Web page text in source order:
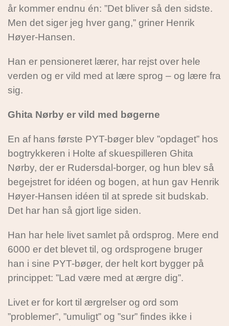
år kommer endnu én: ”Det bliver så den sidste.
Men det siger jeg hver gang,” griner Henrik
Høyer-Hansen.
Han er pensioneret lærer, har rejst over hele
verden og er vild med at lære sprog – og lære fra
sig.
Ghita Nørby er vild med bøgerne
En af hans første PYT-bøger blev ”opdaget” hos
bogtrykkeren i Holte af skuespilleren Ghita
Nørby, der er Rudersdal-borger, og hun blev så
begejstret for idéen og bogen, at hun gav Henrik
Høyer-Hansen idéen til at sprede sit budskab.
Det har han så gjort lige siden.
Han har hele livet samlet på ordsprog. Mere end
6000 er det blevet til, og ordsprogene bruger
han i sine PYT-bøger, der helt kort bygger på
princippet: ”Lad være med at ærgre dig”.
Livet er for kort til ærgrelser og ord som
”problemer”, ”umuligt” og ”sur” findes ikke i